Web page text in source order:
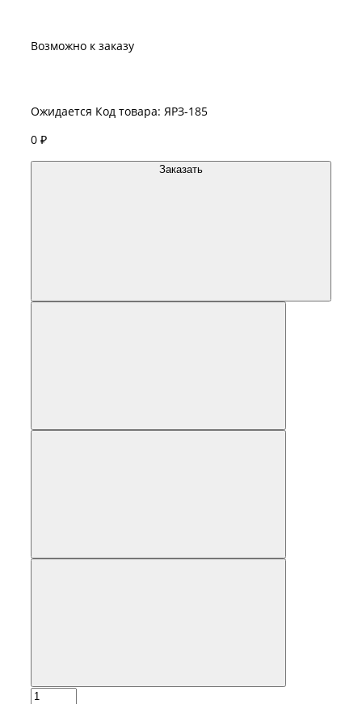
Возможно к заказу
Ожидается Код товара: ЯРЗ-185
0 ₽
Заказать